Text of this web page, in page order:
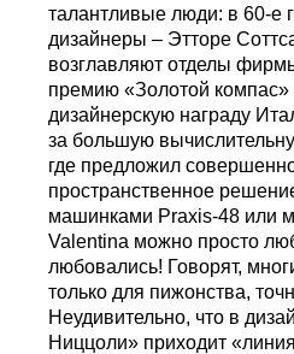
талантливые люди: в 60-е
дизайнеры – Этторе
возглавляют отделы
премию «Золотой
дизайнерскую награду
за большую
где предложил
пространственное
машинками Praxis-48 или
Valentina можно просто
любовались! Говорят,
только для пижонства,
Неудивительно, что в
Ниццоли» приходит